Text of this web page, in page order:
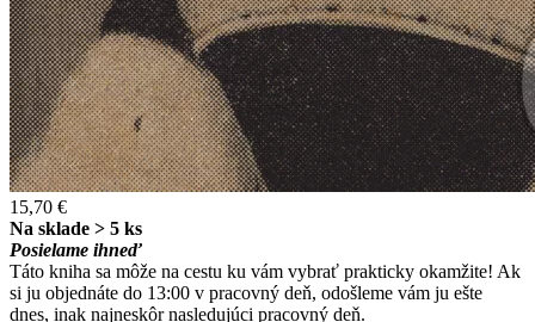
15,70 €
Na sklade > 5 ks
Posielame ihneď
Táto kniha sa môže na cestu ku vám vybrať prakticky okamžite! Ak
si ju objednáte do 13:00 v pracovný deň, odošleme vám ju ešte
dnes, inak najneskôr nasledujúci pracovný deň.